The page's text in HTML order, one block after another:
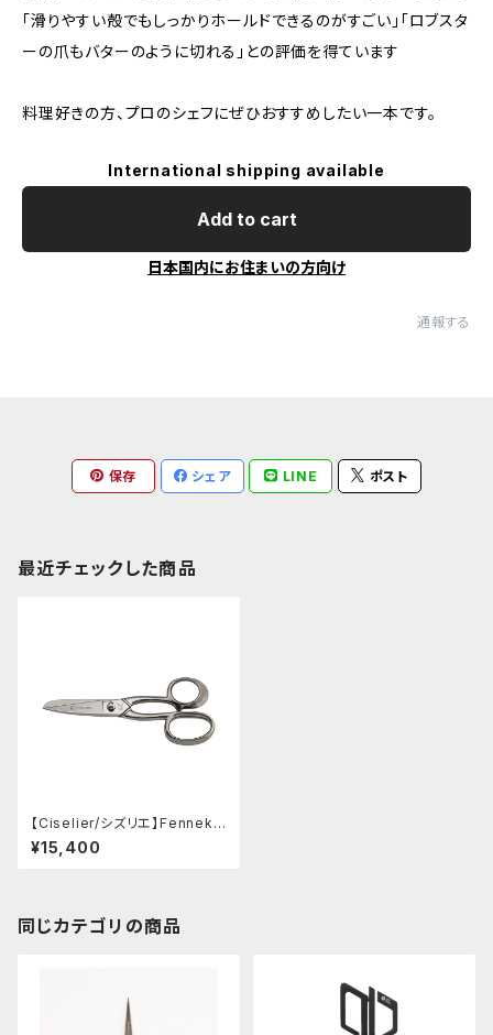
「滑りやすい殻でもしっかりホールドできるのがすごい」「ロブスタ
ーの爪もバターのように切れる」との評価を得ています
料理好きの方、プロのシェフにぜひおすすめしたい一本です。
International shipping available
Add to cart
日本国内にお住まいの方向け
通報する
保存 シェア LINE ポスト
最近チェックした商品
【Ciselier/シズリエ】Fennek
8" per il Pesce Kitchen Sci
ssors
¥15,400
同じカテゴリの商品